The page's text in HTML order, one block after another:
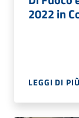
2022 in
LEGGI DI PIÙ